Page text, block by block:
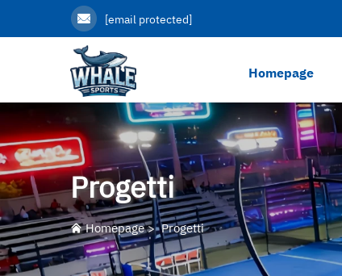
[email protected]
Homepage
Progetti
Homepage>Progetti